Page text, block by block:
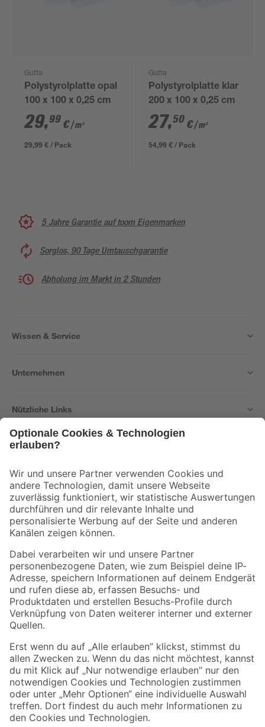
Gutta
Polystyrolplatte opal
100 x 100 x 0,25 cm
29,99 €/ m²
29,99 € / Pack
Gutta
Polystyrolplatte klar
200 x 100 x 0,25 cm
27,50 €/ m²
54,99 € / Pack
5 Jahre Garantie auf toom Eigenmarken
Sorglos, 90 Tage Umtauschgarantie
Abholung im Markt in 2 Stunden
Wissen & Service
Unternehmen
Nützliche Links
Der toom Newsletter: Keine Angebote und Aktionen mehr verpassen!
Zur Newsletter Anmeldung
Folge uns
Zahlungsarten Versandarten
Sicher einkaufen
Jetzt die toom-App herunterladen